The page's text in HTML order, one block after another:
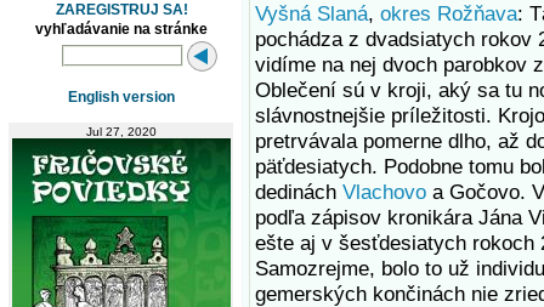
ZAREGISTRUJ SA!
vyhľadávanie na stránke
English version
Jul 27, 2020
Vyšná Slaná, okres Rožňava:
pochádza z dvadsiatych rokov
vidíme na nej dvoch parobkov
Oblečení sú v kroji, aký sa tu
slávnostnejšie príležitosti.
pretrvávala pomerne dlho, až
päťdesiatych. Podobne tomu
dedinách Vlachovo a Gočovo.
podľa zápisov kronikára Jána
ešte aj v šesťdesiatych rokoch
Samozrejme, bolo to už
gemerských končinách nie